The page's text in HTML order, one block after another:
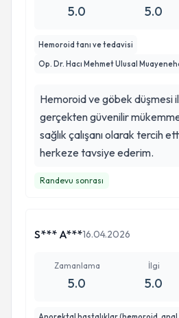
5.0 5.0
Hemoroid tanı ve tedavisi
Op. Dr. Hacı Mehmet Ulusal
Hemoroid ve göbek düşmesi
gerçekten güvenilir mükemmel
sağlık çalışanı olarak tercih
herkeze tavsiye ederim.
Randevu sonrası
S*** A***16.04.2026
Zamanlama
5.0
İlgi
5.0